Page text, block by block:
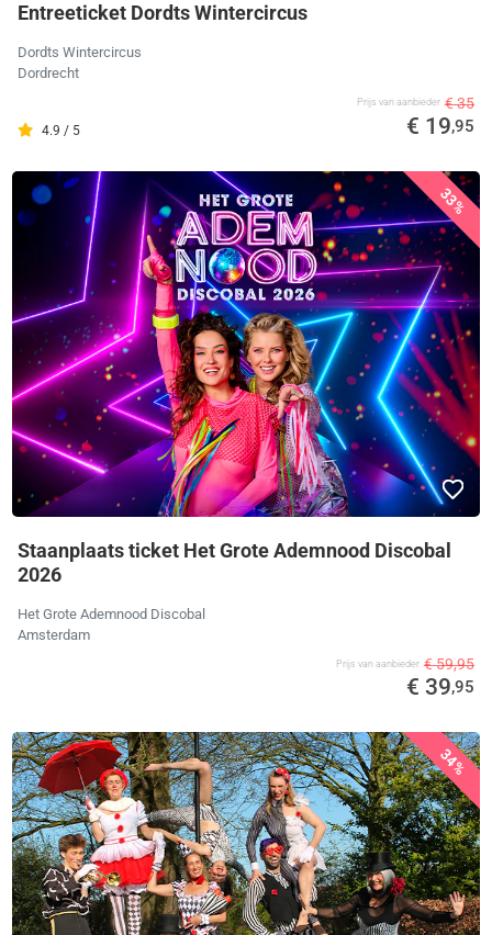
Entreeticket Dordts Wintercircus
Dordts Wintercircus
Dordrecht
4.9 / 5
Prijs van aanbieder € 35
€ 19,95
33%
Staanplaats ticket Het Grote Ademnood Discobal
2026
Het Grote Ademnood Discobal
Amsterdam
Prijs van aanbieder € 59,95
€ 39,95
34%